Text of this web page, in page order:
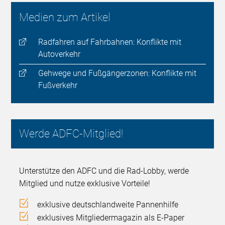
Medien zum Artikel
Radfahren auf Fahrbahnen: Konflikte mit
Autoverkehr
Gehwege und Fußgängerzonen: Konflikte mit
Fußverkehr
Werde ADFC-Mitglied!
Unterstütze den ADFC und die Rad-Lobby, werde
Mitglied und nutze exklusive Vorteile!
exklusive deutschlandweite Pannenhilfe
exklusives Mitgliedermagazin als E-Paper